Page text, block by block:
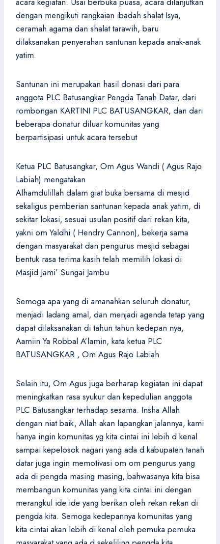
dengan mengikuti rangkaian ibadah shalat Isya,
ceramah agama dan shalat tarawih, baru
dilaksanakan penyerahan santunan kepada anak-anak
yatim.
Santunan ini merupakan hasil donasi dari para
anggota PLC Batusangkar Pengda Tanah Datar, dari
rombongan KARTINI PLC BATUSANGKAR, dan dari
beberapa donatur diluar komunitas yang
berpartisipasi untuk acara tersebut
Ketua PLC Batusangkar, Om Agus Wandi ( Agus Rajo
Labiah) mengatakan
Alhamdulillah dalam giat buka bersama di mesjid
sekaligus pemberian santunan kepada anak yatim, di
sekitar lokasi, sesuai usulan positif dari rekan kita,
yakni om Yaldhi ( Hendry Cannon), bekerja sama
dengan masyarakat dan pengurus mesjid sebagai
bentuk rasa terima kasih telah memilih lokasi di
Masjid Jami’ Sungai Jambu
Semoga apa yang di amanahkan seluruh donatur,
menjadi ladang amal, dan menjadi agenda tetap yang
dapat dilaksanakan di tahun tahun kedepan nya,
Aamiin Ya Robbal A’lamin, kata ketua PLC
BATUSANGKAR , Om Agus Rajo Labiah
Selain itu, Om Agus juga berharap kegiatan ini dapat
meningkatkan rasa syukur dan kepedulian anggota
PLC Batusangkar terhadap sesama. Insha Allah
dengan niat baik, Allah akan lapangkan jalannya, kami
hanya ingin komunitas yg kita cintai ini lebih d kenal
sampai kepelosok nagari yang ada d kabupaten tanah
datar juga ingin memotivasi om om pengurus yang
ada di pengda masing masing, bahwasanya kita bisa
membangun komunitas yang kita cintai ini dengan
merangkul ide ide yang berikan oleh rekan rekan di
pengda kita. Semoga kedepannya komunitas yang
kita cintai akan lebih di kenal oleh pemuka pemuka